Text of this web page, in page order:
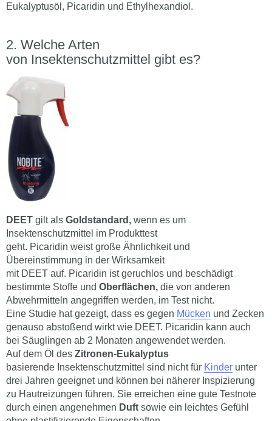
Eukalyptusöl, Picaridin und Ethylhexandiol.
Welche Arten
von Insektenschutzmittel gibt es?
DEET gilt als Goldstandard, wenn es um
Insektenschutzmittel im Produkttest
geht. Picaridin weist große Ähnlichkeit und
Übereinstimmung in der Wirksamkeit
mit DEET auf. Picaridin ist geruchlos und beschädigt
bestimmte Stoffe und Oberflächen, die von anderen
Abwehrmitteln angegriffen werden, im Test nicht.
Eine Studie hat gezeigt, dass es gegen Mücken und Zecken
genauso abstoßend wirkt wie DEET. Picaridin kann auch
bei Säuglingen ab 2 Monaten angewendet werden.
Auf dem Öl des Zitronen-Eukalyptus
basierende Insektenschutzmittel sind nicht für Kinder unter
drei Jahren geeignet und können bei näherer Inspizierung
zu Hautreizungen führen. Sie erreichen eine gute Testnote
durch einen angenehmen Duft sowie ein leichtes Gefühl